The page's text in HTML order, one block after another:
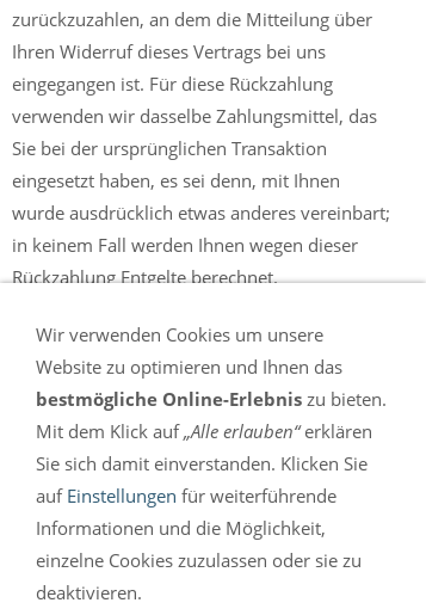
zurückzuzahlen, an dem die Mitteilung über
Ihren Widerruf dieses Vertrags bei uns
eingegangen ist. Für diese Rückzahlung
verwenden wir dasselbe Zahlungsmittel, das
Sie bei der ursprünglichen Transaktion
eingesetzt haben, es sei denn, mit Ihnen
wurde ausdrücklich etwas anderes vereinbart;
in keinem Fall werden Ihnen wegen dieser
Rückzahlung Entgelte berechnet.
WIDERRUFSRECHT BEI
DIENSTLEISTUNGEN
Sie haben das Recht, binnen vierzehn Tagen
ohne Angabe von Gründen diesen Vertrag zu
widerrufen.
Die Widerrufsfrist beträgt vierzehn Tage ab
dem Tag des Vertragsabschlusses.
Wir verwenden Cookies um unsere
Website zu optimieren und Ihnen das
bestmögliche Online-Erlebnis zu bieten.
Mit dem Klick auf„Alle erlauben“erklären
Sie sich damit einverstanden. Klicken Sie
auf Einstellungen für weiterführende
Informationen und die Möglichkeit,
einzelne Cookies zuzulassen oder sie zu
deaktivieren.